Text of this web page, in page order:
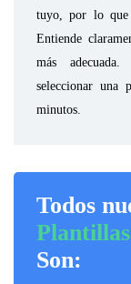
tuyo, por lo que
Entiende
más
seleccionar una
minutos.
Todos
Son: